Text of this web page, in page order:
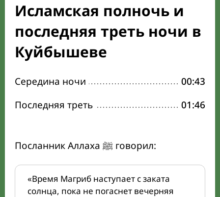
Исламская полночь и
последняя треть ночи в
Куйбышеве
Середина ночи
00:43
Последняя треть
01:46
Посланник Аллаха ﷺ говорил:
«Время Магриб наступает с заката
солнца, пока не погаснет вечерняя